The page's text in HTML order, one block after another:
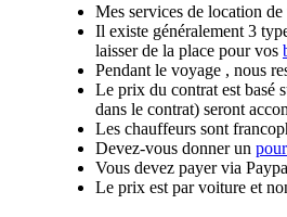
Mes services de location
Il existe généralement 3
laisser de la place pour vos
Pendant le voyage , nous
Le prix du contrat est basé
dans le contrat) seront
Les chauffeurs sont
Devez-vous donner un
Vous devez payer via
Le prix est par voiture et